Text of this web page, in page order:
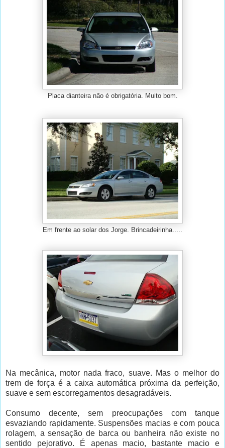
Placa dianteira não é obrigatória. Muito bom.
Em frente ao solar dos Jorge. Brincadeirinha.....
Na mecânica, motor nada fraco, suave. Mas o melhor do
trem de força é a caixa automática próxima da perfeição,
suave e sem escorregamentos desagradáveis.
Consumo decente, sem preocupações com tanque
esvaziando rapidamente. Suspensões macias e com pouca
rolagem, a sensação de barca ou banheira não existe no
sentido pejorativo. É apenas macio, bastante macio e